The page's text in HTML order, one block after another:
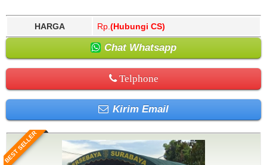
HARGA Rp. (Hubungi CS)
Chat Whatsapp
Telphone
Kirim Email
BEST SELLER